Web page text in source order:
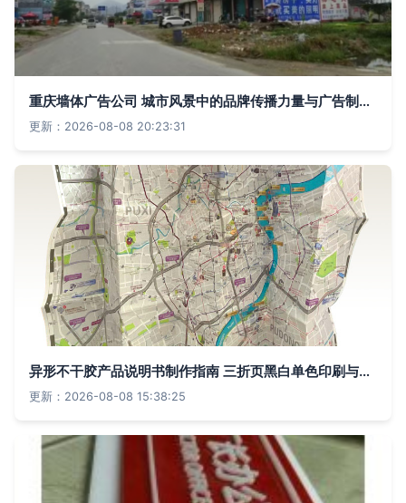
重庆墙体广告公司 城市风景中的品牌传播力量与广告制作艺术
更新：2026-08-08 20:23:31
异形不干胶产品说明书制作指南 三折页黑白单色印刷与工厂品牌管理
更新：2026-08-08 15:38:25